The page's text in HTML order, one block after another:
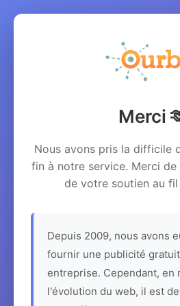
Merci
Nous avons pris la difficile
fin à notre service. Merci
de votre soutien au fil
Depuis 2009, nous avons
fournir une publicité
entreprise. Cependant, en
l'évolution du web, il est